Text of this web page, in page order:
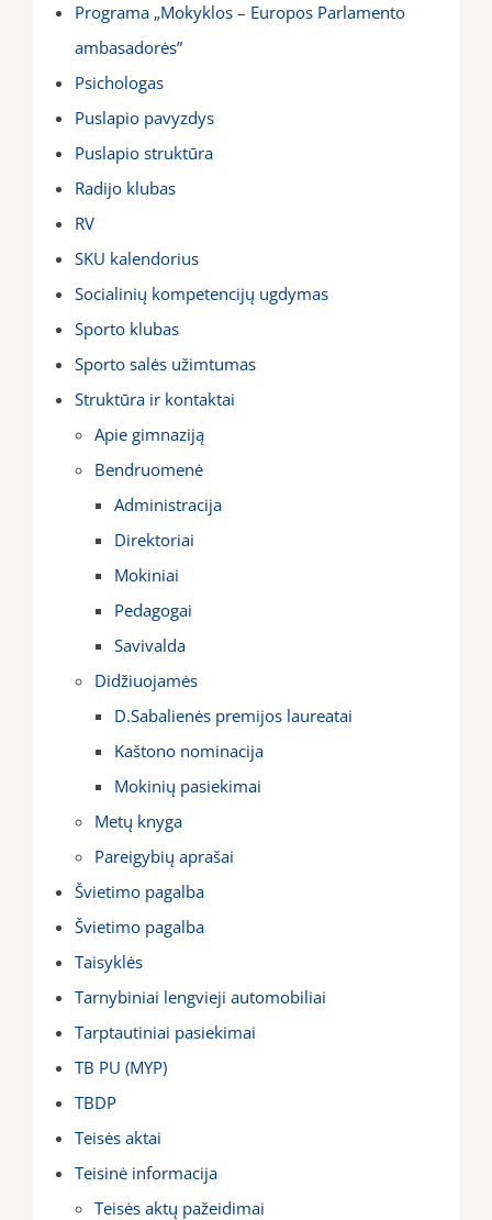
Programa „Mokyklos – Europos Parlamento
ambasadorės”
Psichologas
Puslapio pavyzdys
Puslapio struktūra
Radijo klubas
RV
SKU kalendorius
Socialinių kompetencijų ugdymas
Sporto klubas
Sporto salės užimtumas
Struktūra ir kontaktai
Apie gimnaziją
Bendruomenė
Administracija
Direktoriai
Mokiniai
Pedagogai
Savivalda
Didžiuojamės
D.Sabalienės premijos laureatai
Kaštono nominacija
Mokinių pasiekimai
Metų knyga
Pareigybių aprašai
Švietimo pagalba
Švietimo pagalba
Taisyklės
Tarnybiniai lengvieji automobiliai
Tarptautiniai pasiekimai
TB PU (MYP)
TBDP
Teisės aktai
Teisinė informacija
Teisės aktų pažeidimai